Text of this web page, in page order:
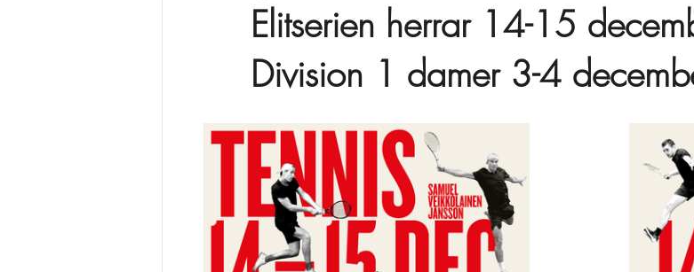
Elitserien herrar 14-15
Division 1 damer 3-4